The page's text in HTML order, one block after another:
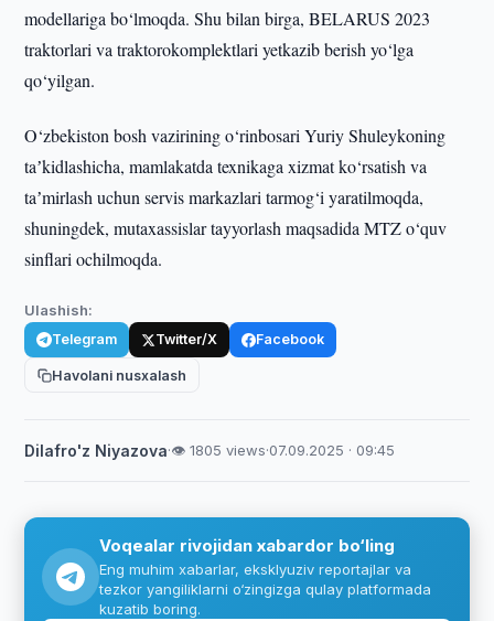
modellariga bo‘lmoqda. Shu bilan birga, BELARUS 2023
traktorlari va traktorokomplektlari yetkazib berish yo‘lga
qo‘yilgan.
O‘zbekiston bosh vazirining o‘rinbosari Yuriy Shuleykoning
taʼkidlashicha, mamlakatda texnikaga xizmat ko‘rsatish va
taʼmirlash uchun servis markazlari tarmog‘i yaratilmoqda,
shuningdek, mutaxassislar tayyorlash maqsadida MTZ o‘quv
sinflari ochilmoqda.
Ulashish:
Telegram Twitter/X Facebook
Havolani nusxalash
Dilafro'z Niyazova·👁 1805 views·07.09.2025 · 09:45
Voqealar rivojidan xabardor bo‘ling
Eng muhim xabarlar, eksklyuziv reportajlar va
tezkor yangiliklarni o‘zingizga qulay platformada
kuzatib boring.